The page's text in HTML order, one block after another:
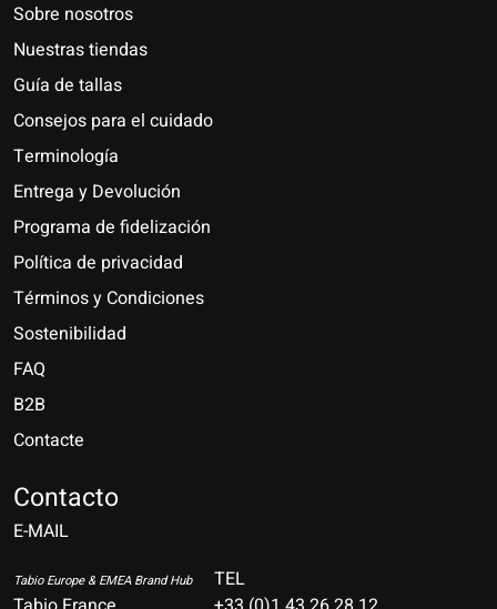
Sobre nosotros
Nuestras tiendas
Guía de tallas
Consejos para el cuidado
Terminología
Entrega y Devolución
Programa de fidelización
Política de privacidad
Términos y Condiciones
Sostenibilidad
FAQ
B2B
Contacte
Contacto
E-MAIL
Tabio Europe & EMEA Brand Hub
TEL